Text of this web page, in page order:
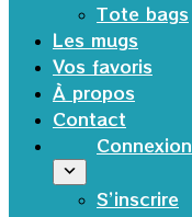
Tote bags
Les mugs
Vos favoris
À propos
Contact
Connexion
S’inscrire